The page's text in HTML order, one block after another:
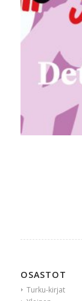
OSASTOT
Turku-kirjat